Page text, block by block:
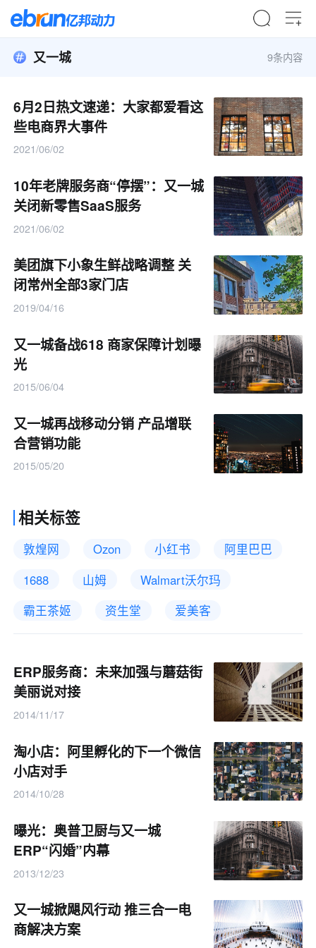
又一城 9条内容
6月2日热文速递：大家都爱看这
些电商界大事件
2021/06/02
10年老牌服务商“停摆”：又一城
关闭新零售SaaS服务
2021/06/02
美团旗下小象生鲜战略调整 关
闭常州全部3家门店
2019/04/16
又一城备战618 商家保障计划曝
光
2015/06/04
又一城再战移动分销 产品增联
合营销功能
2015/05/20
相关标签
敦煌网 Ozon 小红书
阿里巴巴
1688
山姆
Walmart沃尔玛
霸王茶姬
资生堂 爱美客
ERP服务商：未来加强与蘑菇街
美丽说对接
2014/11/17
淘小店：阿里孵化的下一个微信
小店对手
2014/10/28
曝光：奥普卫厨与又一城
ERP“闪婚”内幕
2013/12/23
又一城掀飓风行动 推三合一电
商解决方案